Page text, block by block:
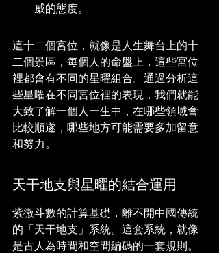
威的態度。
這十二個宮位，就像是人生舞台上的十
二個景區，每個人的命盤上，這些宮位
裡都會有不同的星曜組合。通過分析這
些星曜在不同宮位裡的表現，我們就能
大致了解一個人一生中，在哪些領域會
比較順遂，哪些地方可能需要多加留意
和努力。
天干地支與星曜的結合運用
紫微斗數的計算基礎，離不開中國傳統
的「天干地支」系統。這套系統，就像
是古人為時間和空間編碼的一套規則。